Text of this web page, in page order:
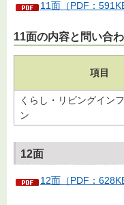
11面（PDF：
11面の内容と問い合
項目
くらし・リビングイン
ン
12面
12面（PDF：